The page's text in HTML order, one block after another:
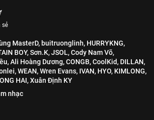
sẻ
MasterD, buitruonglinh, HURRYKNG,
BOY,Sơn.K,JSOL,Cody Nam Võ,
Ali Hoàng Dương,CONGB,CoolKid, DILLAN,
WEAN,Wren Evans, IVAN, HYO, KIMLONG,
HAI,Xuân Định KY
nhạc